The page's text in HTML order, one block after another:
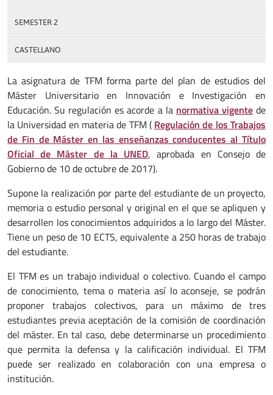
SEMESTER 2
CASTELLANO
La asignatura de TFM forma parte del plan de estudios del
Máster Universitario en Innovación e Investigación en
Educación. Su regulación es acorde a la normativa vigentede
la Universidad en materia de TFM ( Regulación de los Trabajos
de Fin de Máster en las enseñanzas conducentes al Título
Oficial de Máster de la UNED, aprobada en Consejo de
Gobierno de 10 de octubre de 2017).
Supone la realización por parte del estudiante de un proyecto,
memoria o estudio personal y original en el que se apliquen y
desarrollen los conocimientos adquiridos a lo largo del Máster.
Tiene un peso de 10 ECTS, equivalente a 250 horas de trabajo
del estudiante.
El TFM es un trabajo individual o colectivo. Cuando el campo
de conocimiento, tema o materia así lo aconseje, se podrán
proponer trabajos colectivos, para un máximo de tres
estudiantes previa aceptación de la comisión de coordinación
del máster. En tal caso, debe determinarse un procedimiento
que permita la defensa y la calificación individual. El TFM
puede ser realizado en colaboración con una empresa o
institución.